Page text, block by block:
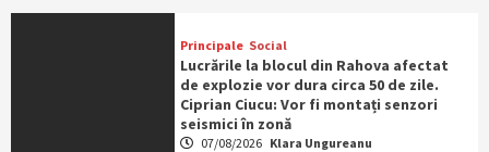
Principale Social
Lucrările la blocul din Rahova afectat
de explozie vor dura circa 50 de zile.
Ciprian Ciucu: Vor fi montați senzori
seismici în zonă
07/08/2026 Klara Ungureanu